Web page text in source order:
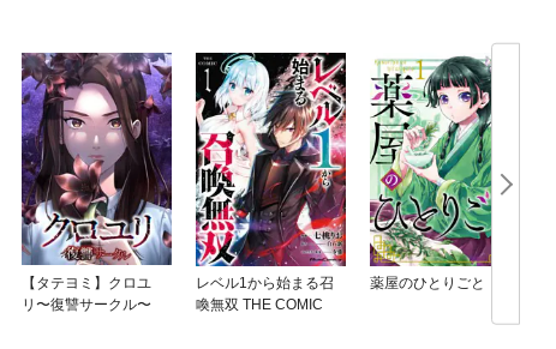
【タテヨミ】クロユ
リ〜復讐サークル〜
レベル1から始まる召
喚無双 THE COMIC
薬屋のひとりごと